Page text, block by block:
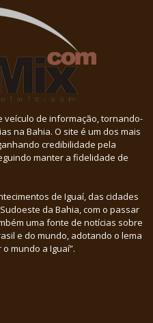
veículo de informação, tornando-
na Bahia. O site é um dos mais
credibilidade pela
manter a fidelidade de
de Iguaí, das cidades
da Bahia, com o passar
uma fonte de notícias sobre
e do mundo, adotando o lema
mundo a Iguaí”.